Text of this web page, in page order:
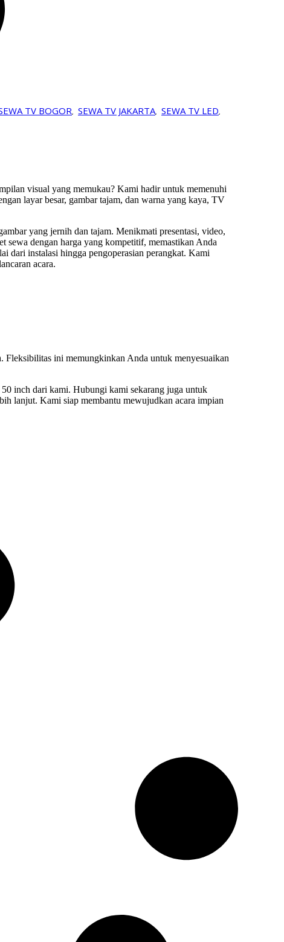
TV BOGOR, SEWA TV JAKARTA, SEWA TV LED,
visual yang memukau? Kami hadir untuk memenuhi
layar besar, gambar tajam, dan warna yang kaya, TV
yang jernih dan tajam. Menikmati presentasi, video,
sewa dengan harga yang kompetitif, memastikan Anda
dari instalasi hingga pengoperasian perangkat. Kami
acara.
Fleksibilitas ini memungkinkan Anda untuk menyesuaikan
inch dari kami. Hubungi kami sekarang juga untuk
lanjut. Kami siap membantu mewujudkan acara impian